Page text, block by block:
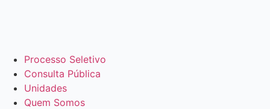
Processo Seletivo
Consulta Pública
Unidades
Quem Somos